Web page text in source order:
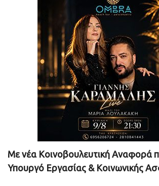
Με νέα Κοινοβουλευτική Αναφορά
Υπουργό Εργασίας & Κοινωνικής